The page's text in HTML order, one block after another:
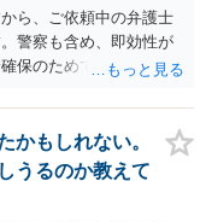
ら、ご依頼中の弁護士
警察も含め、即効性が
保のためできることは
かもしれない。
うるのか教えて